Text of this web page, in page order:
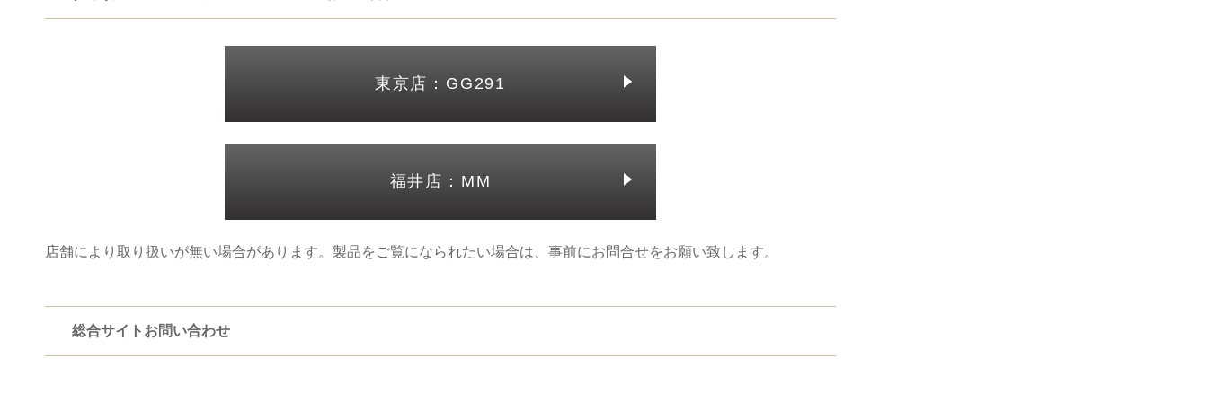
東京店：GG291
福井店：MM
店舗により取り扱いが無い場合があります。製品をご覧になられたい場合は、事前にお問合せをお願い致します。
総合サイトお問い合わせ